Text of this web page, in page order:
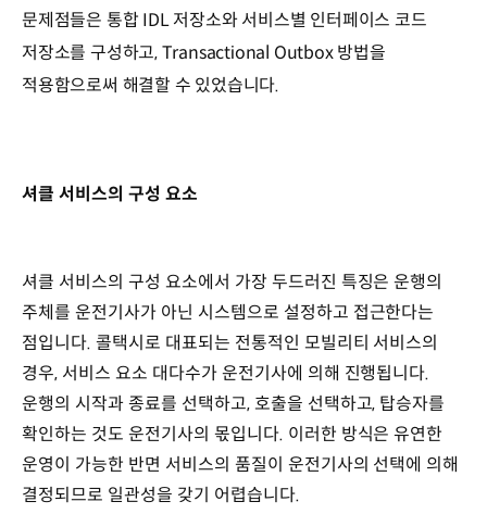
문제점들은 통합 IDL 저장소와 서비스별 인터페이스 코드
저장소를 구성하고, Transactional Outbox 방법을
적용함으로써 해결할 수 있었습니다.
셔클 서비스의 구성 요소
셔클 서비스의 구성 요소에서 가장 두드러진 특징은 운행의
주체를 운전기사가 아닌 시스템으로 설정하고 접근한다는
점입니다. 콜택시로 대표되는 전통적인 모빌리티 서비스의
경우, 서비스 요소 대다수가 운전기사에 의해 진행됩니다.
운행의 시작과 종료를 선택하고, 호출을 선택하고, 탑승자를
확인하는 것도 운전기사의 몫입니다. 이러한 방식은 유연한
운영이 가능한 반면 서비스의 품질이 운전기사의 선택에 의해
결정되므로 일관성을 갖기 어렵습니다.